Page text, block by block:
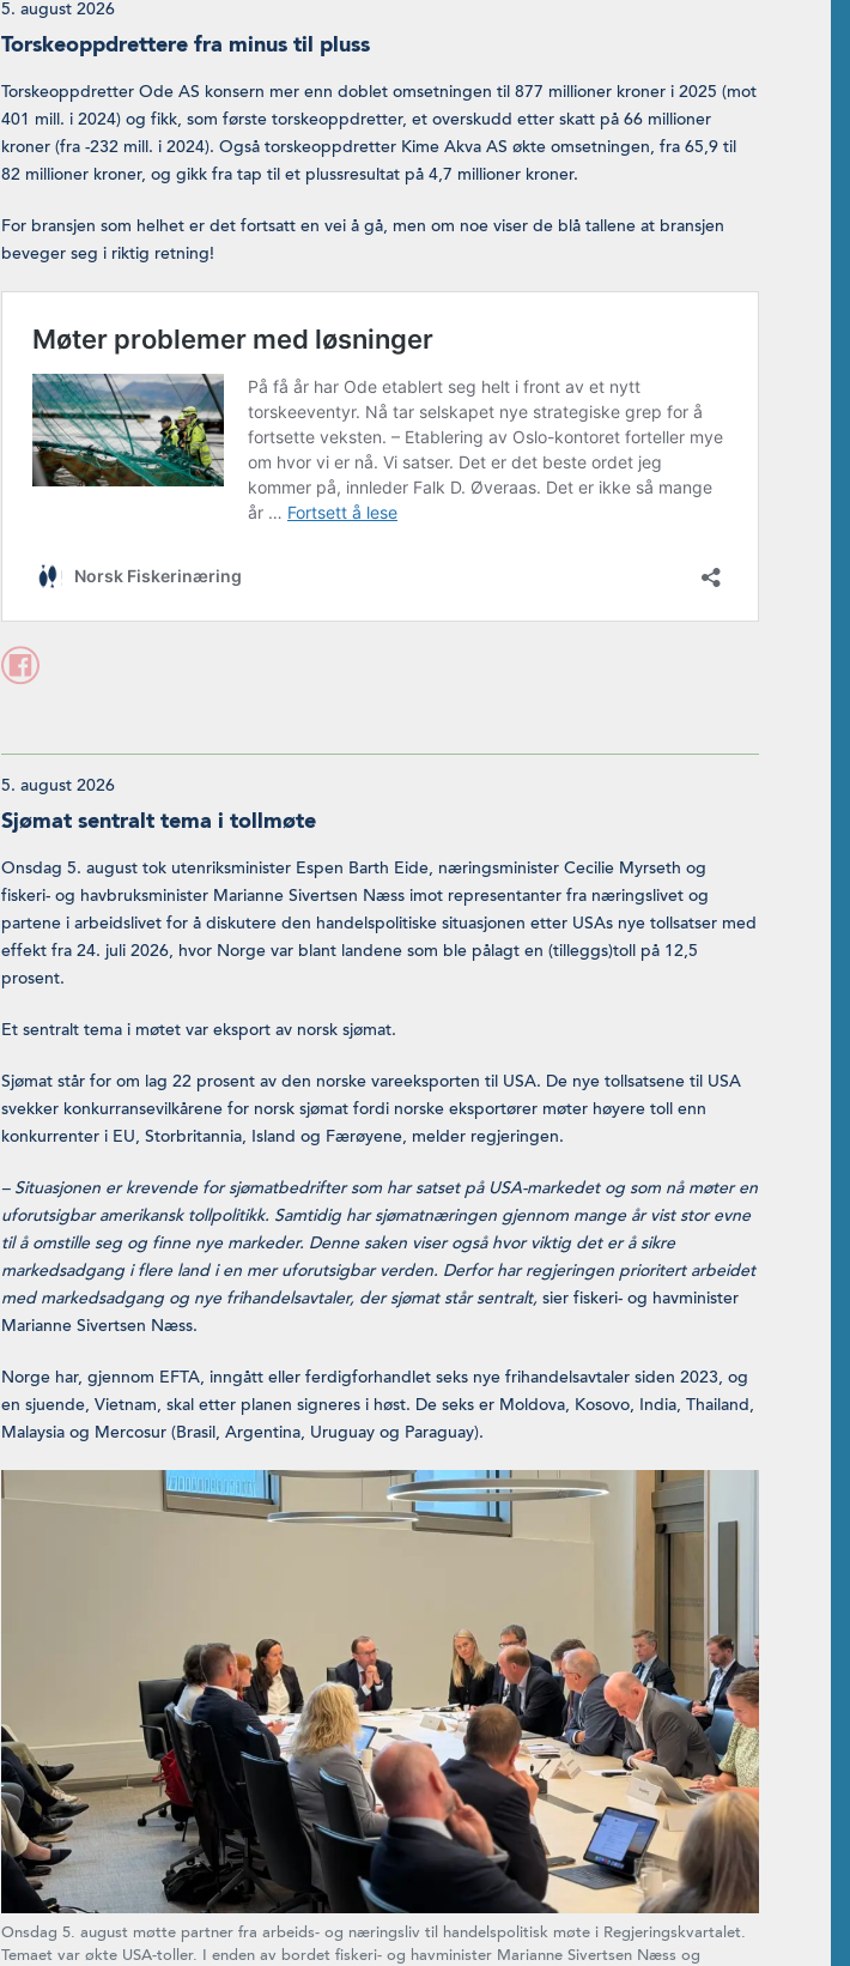
5. august 2026
Torskeoppdrettere fra minus til pluss
Torskeoppdretter Ode AS konsern mer enn doblet omsetningen til 877 millioner kroner i 2025 (mot
401 mill. i 2024) og fikk, som første torskeoppdretter, et overskudd etter skatt på 66 millioner
kroner (fra -232 mill. i 2024). Også torskeoppdretter Kime Akva AS økte omsetningen, fra 65,9 til
82 millioner kroner, og gikk fra tap til et plussresultat på 4,7 millioner kroner.
For bransjen som helhet er det fortsatt en vei å gå, men om noe viser de blå tallene at bransjen
beveger seg i riktig retning!
5. august 2026
Sjømat sentralt tema i tollmøte
Onsdag 5. august tok utenriksminister Espen Barth Eide, næringsminister Cecilie Myrseth og
fiskeri- og havbruksminister Marianne Sivertsen Næss imot representanter fra næringslivet og
partene i arbeidslivet for å diskutere den handelspolitiske situasjonen etter USAs nye tollsatser med
effekt fra 24. juli 2026, hvor Norge var blant landene som ble pålagt en (tilleggs)toll på 12,5
prosent.
Et sentralt tema i møtet var eksport av norsk sjømat.
Sjømat står for om lag 22 prosent av den norske vareeksporten til USA. De nye tollsatsene til USA
svekker konkurransevilkårene for norsk sjømat fordi norske eksportører møter høyere toll enn
konkurrenter i EU, Storbritannia, Island og Færøyene, melder regjeringen.
– Situasjonen er krevende for sjømatbedrifter som har satset på USA-markedet og som nå møter en
uforutsigbar amerikansk tollpolitikk. Samtidig har sjømatnæringen gjennom mange år vist stor evne
til å omstille seg og finne nye markeder. Denne saken viser også hvor viktig det er å sikre
markedsadgang i flere land i en mer uforutsigbar verden. Derfor har regjeringen prioritert arbeidet
med markedsadgang og nye frihandelsavtaler, der sjømat står sentralt, sier fiskeri- og havminister
Marianne Sivertsen Næss.
Norge har, gjennom EFTA, inngått eller ferdigforhandlet seks nye frihandelsavtaler siden 2023, og
en sjuende, Vietnam, skal etter planen signeres i høst. De seks er Moldova, Kosovo, India, Thailand,
Malaysia og Mercosur (Brasil, Argentina, Uruguay og Paraguay).
Onsdag 5. august møtte partner fra arbeids- og næringsliv til handelspolitisk møte i Regjeringskvartalet.
Temaet var økte USA-toller. I enden av bordet fiskeri- og havminister Marianne Sivertsen Næss og